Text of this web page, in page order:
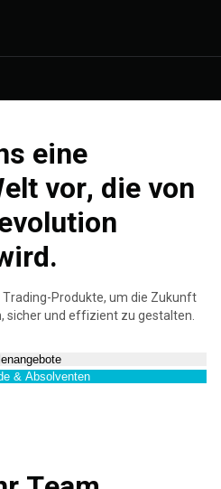
eine
vor, die von
Produkte, um die Zukunft
sicher und effizient zu gestalten.
& Absolventen